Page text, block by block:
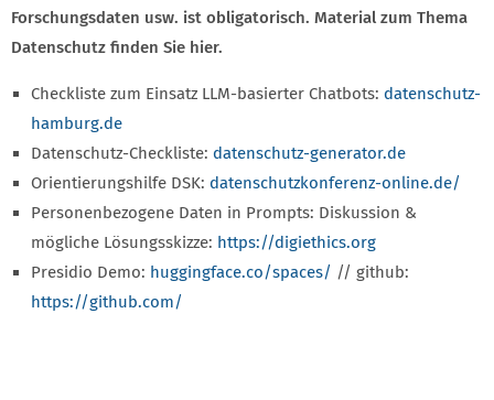
Forschungsdaten usw. ist obligatorisch. Material zum Thema
Datenschutz finden Sie hier.
Checkliste zum Einsatz LLM-basierter Chatbots: datenschutz-
hamburg.de
Datenschutz-Checkliste: datenschutz-generator.de
Orientierungshilfe DSK: datenschutzkonferenz-online.de/
Personenbezogene Daten in Prompts: Diskussion &
mögliche Lösungsskizze: https://digiethics.org
Presidio Demo: huggingface.co/spaces/ // github:
https://github.com/